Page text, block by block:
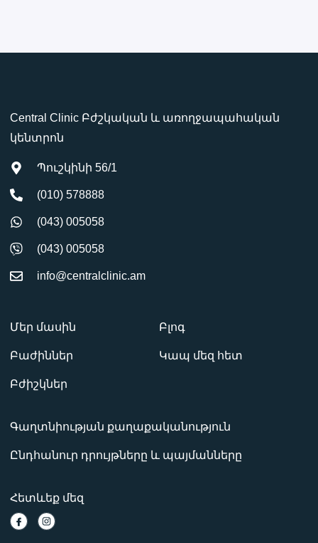
Central Clinic Բժշկական և առողջապահական
կենտրոն
Պուշկինի 56/1
(010) 578888
(043) 005058
(043) 005058
info@centralclinic.am
Մեր մասին
Բաժիններ
Բժիշկներ
Բլոգ
Կապ մեզ հետ
Գաղտնիության քաղաքականություն
Ընդհանուր դրույթները և պայմանները
Հետևեք մեզ